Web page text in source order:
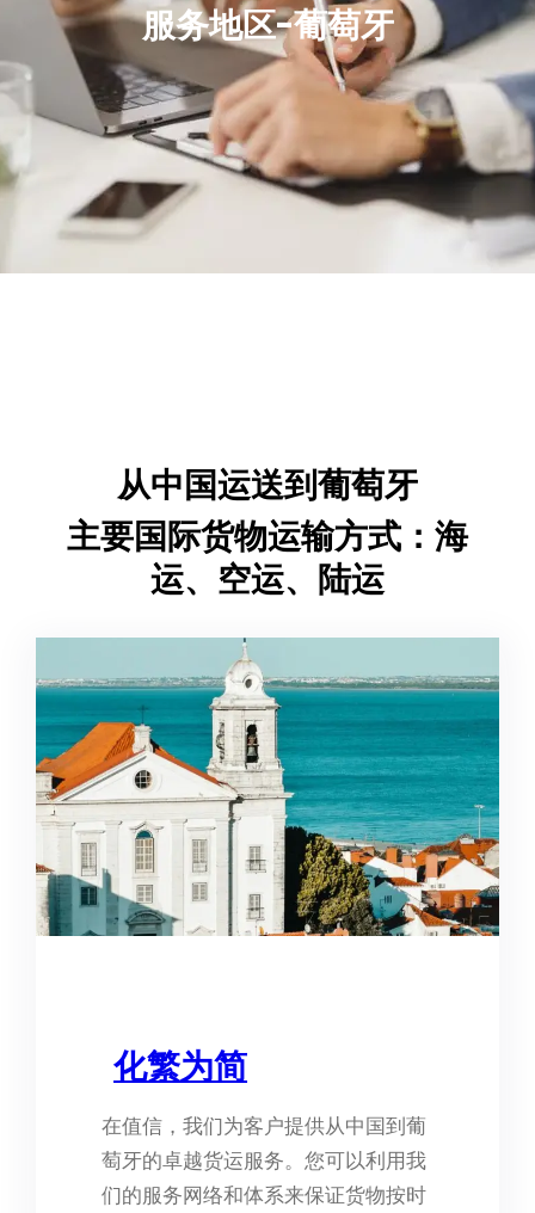
服务地区-葡萄牙
从中国运送到葡萄牙
主要国际货物运输方式：海
运、空运、陆运
化繁为简
在值信，我们为客户提供从中国到葡
萄牙的卓越货运服务。您可以利用我
们的服务网络和体系来保证货物按时